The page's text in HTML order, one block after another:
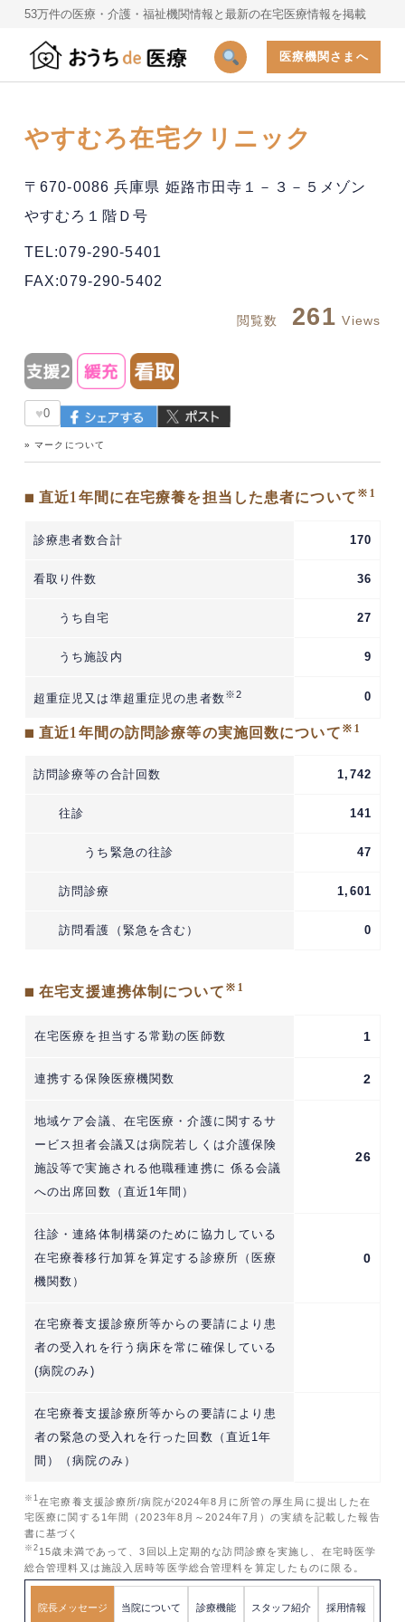
53万件の医療・介護・福祉機関情報と最新の在宅医療情報を掲載
医療機関さまへ
やすむろ在宅クリニック
〒670-0086 兵庫県 姫路市田寺１－３－５メゾン
やすむろ１階Ｄ号
TEL:079-290-5401
FAX:079-290-5402
閲覧数 261 Views
♥0
» マークについて
■ 直近1年間に在宅療養を担当した患者について※1
診療患者数合計 170
看取り件数 36
うち自宅 27
うち施設内 9
超重症児又は準超重症児の患者数※2 0
■ 直近1年間の訪問診療等の実施回数について※1
訪問診療等の合計回数 1,742
往診 141
うち緊急の往診 47
訪問診療 1,601
訪問看護（緊急を含む） 0
■ 在宅支援連携体制について※1
在宅医療を担当する常勤の医師数 1
連携する保険医療機関数 2
地域ケア会議、在宅医療・介護に関するサ
ービス担者会議又は病院若しくは介護保険
施設等で実施される他職種連携に 係る会議
への出席回数（直近1年間）
26
往診・連絡体制構築のために協力している
在宅療養移行加算を算定する診療所（医療
機関数）
0
在宅療養支援診療所等からの要請により患
者の受入れを行う病床を常に確保している
(病院のみ)
在宅療養支援診療所等からの要請により患
者の緊急の受入れを行った回数（直近1年
間）（病院のみ）
※1 在宅療養支援診療所/病院が2024年8月に所管の厚生局に提出した在
宅医療に関する1年間（2023年8月～2024年7月）の実績を記載した報告
書に基づく
※2 15歳未満であって、3回以上定期的な訪問診療を実施し、在宅時医学
総合管理料又は施設入居時等医学総合管理料を算定したものに限る。
院長メッセージ 当院について 診療機能 スタッフ紹介 採用情報